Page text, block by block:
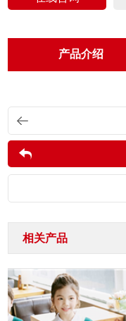
产品介绍
相关产品